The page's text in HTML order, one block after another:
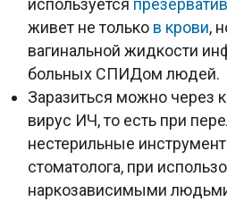
используется презерватив
живет не только в крови,
вагинальной жидкости
больных СПИДом людей.
Заразиться можно через
вирус ИЧ, то есть при
нестерильные
стоматолога, при
наркозависимыми